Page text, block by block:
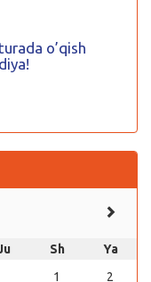
o’qish
Sh
Ya
1
2